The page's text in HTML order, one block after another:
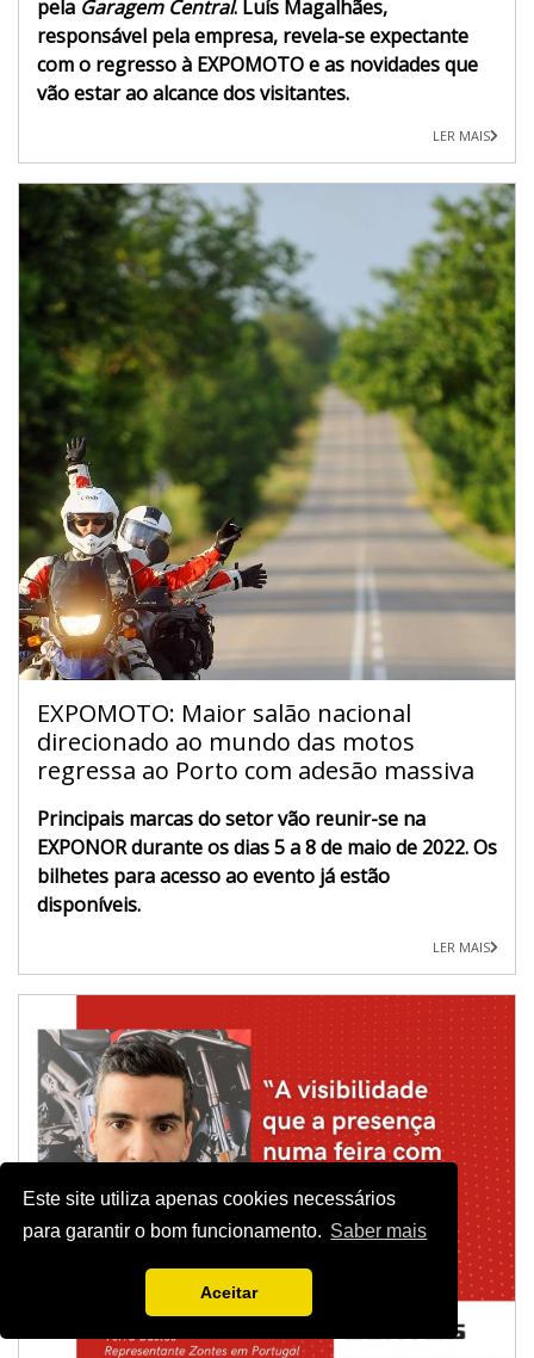
Este site utiliza apenas cookies necessários
para garantir o bom funcionamento. Saber mais
Aceitar
pela Garagem Central. Luís Magalhães,
responsável pela empresa, revela-se expectante
com o regresso à EXPOMOTO e as novidades que
vão estar ao alcance dos visitantes.
LER MAIS
EXPOMOTO: Maior salão nacional
direcionado ao mundo das motos
regressa ao Porto com adesão massiva
Principais marcas do setor vão reunir-se na
EXPONOR durante os dias 5 a 8 de maio de 2022. Os
bilhetes para acesso ao evento já estão
disponíveis.
LER MAIS